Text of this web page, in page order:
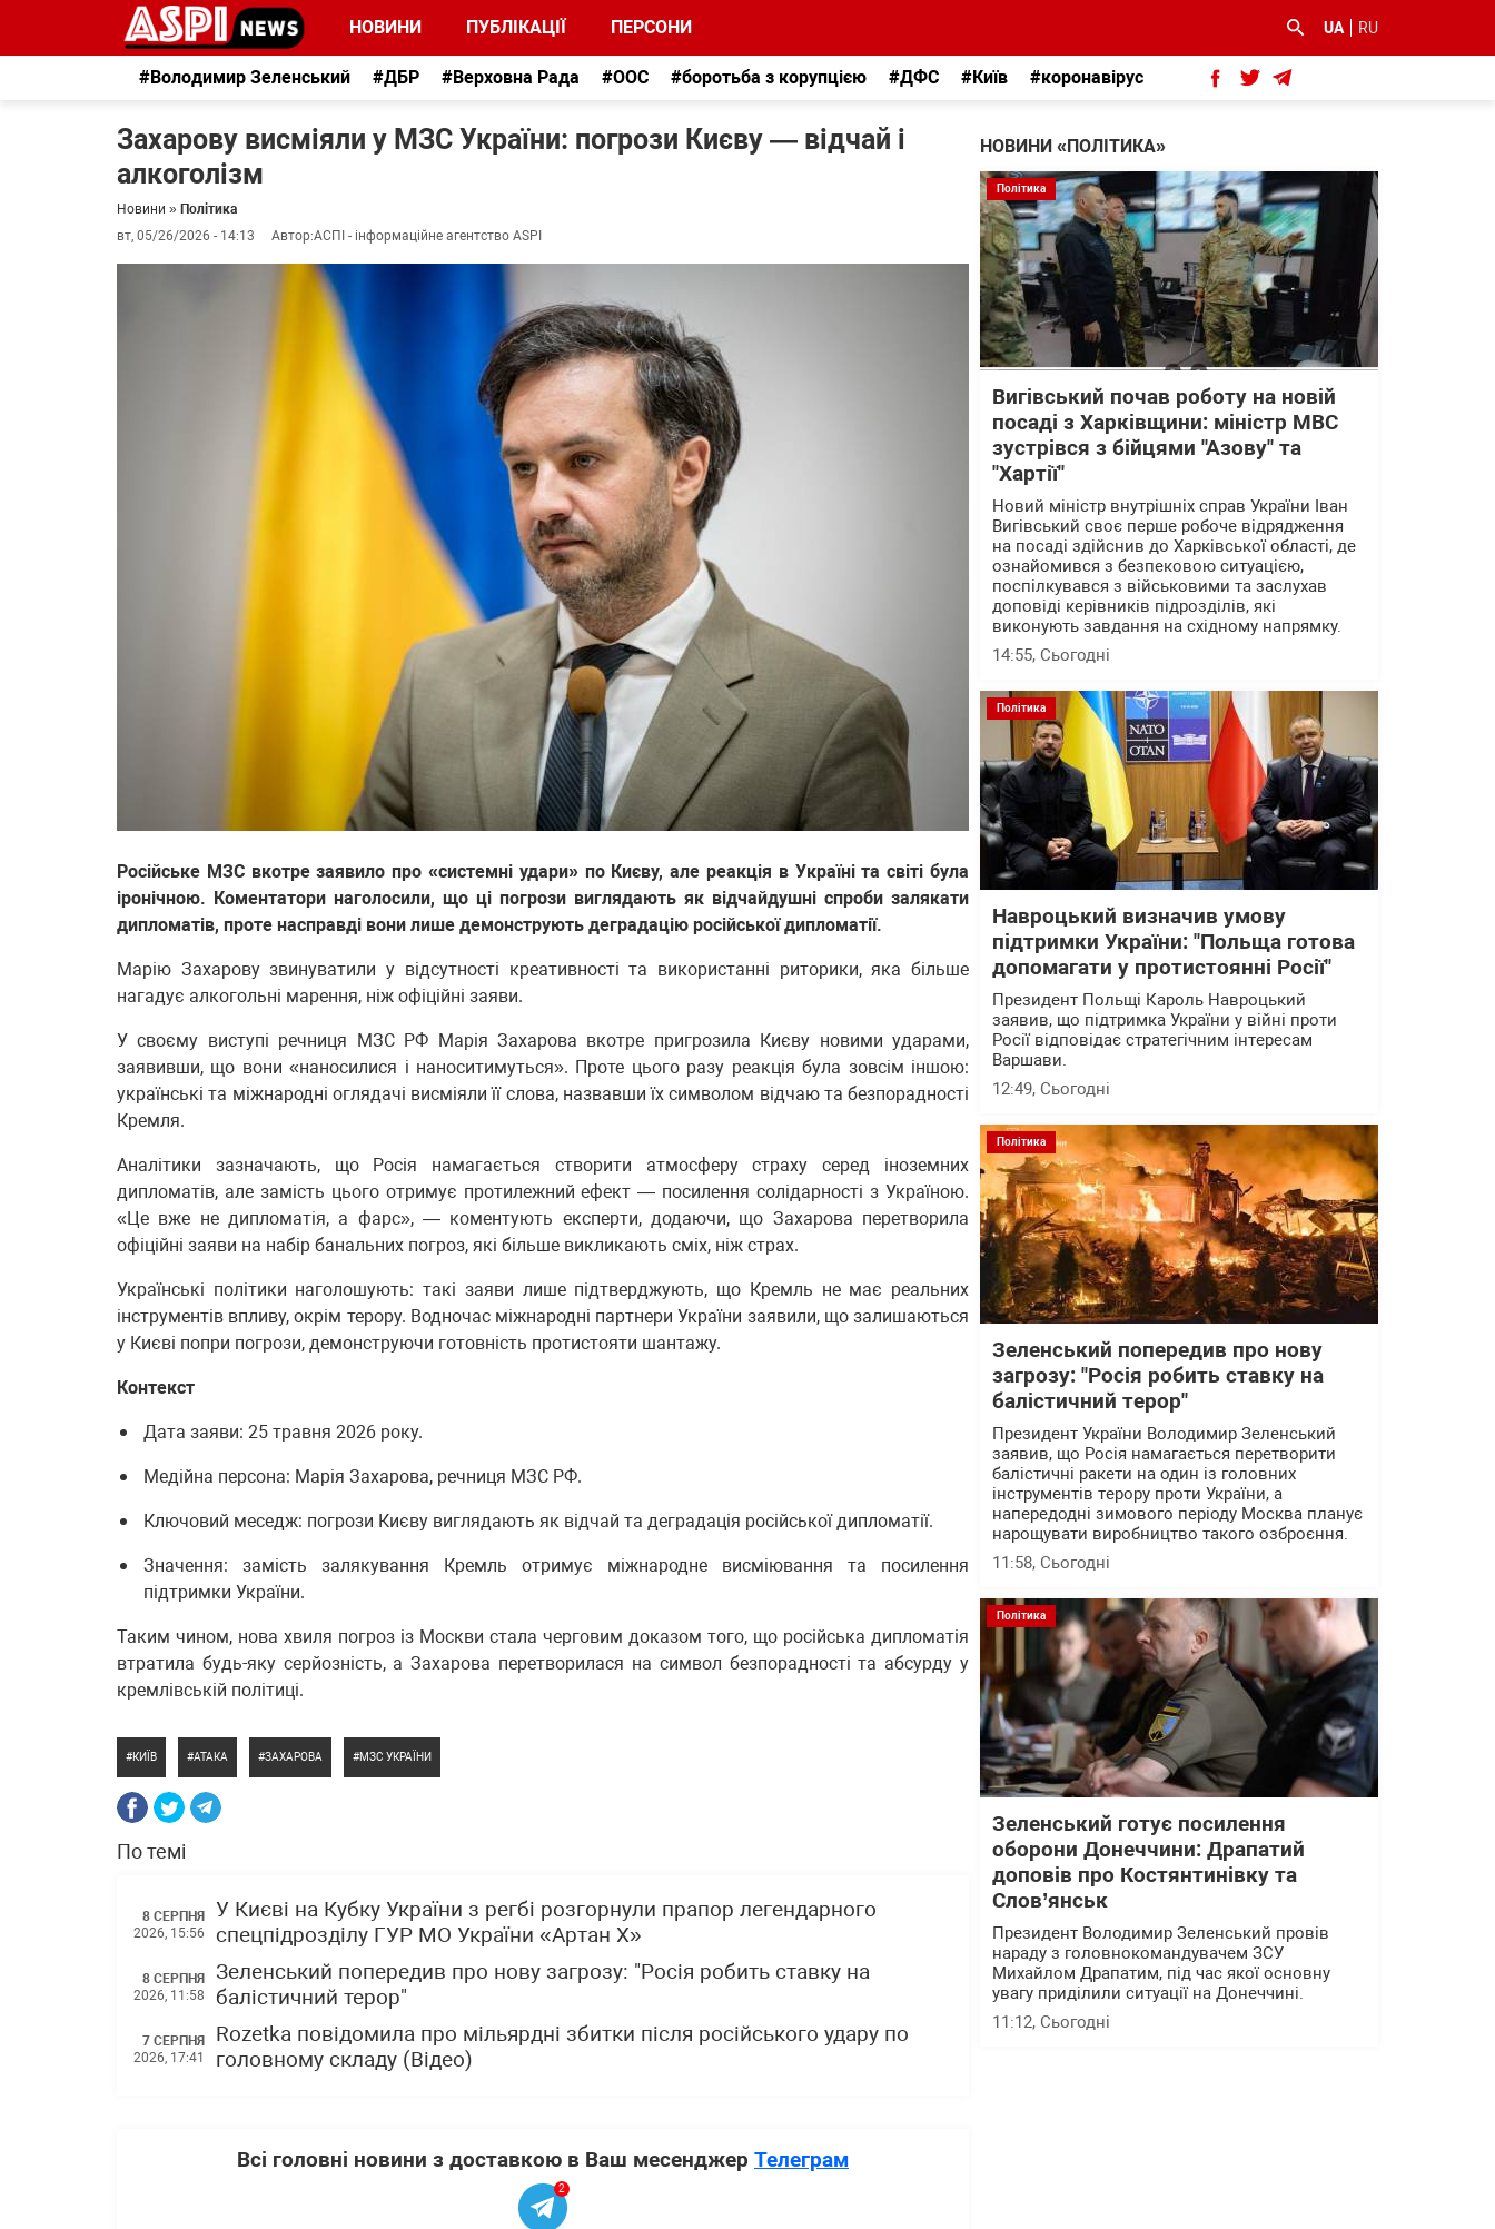
НОВИНИ ПУБЛІКАЦІЇ ПЕРСОНИ UA RU
#Володимир Зеленський #ДБР #Верховна Рада #ООС #боротьба з корупцією #ДФС #Київ #коронавірус
Захарову висміяли у МЗС України: погрози Києву — відчай і
алкоголізм
Новини » Політика
вт, 05/26/2026 - 14:13
Автор:АСПІ - інформаційне агентство ASPI
Російське МЗС вкотре заявило про «системні удари» по Києву, але реакція в Україні та світі була
іронічною. Коментатори наголосили, що ці погрози виглядають як відчайдушні спроби залякати
дипломатів, проте насправді вони лише демонструють деградацію російської дипломатії.
Марію Захарову звинуватили у відсутності креативності та використанні риторики, яка більше
нагадує алкогольні марення, ніж офіційні заяви.
У своєму виступі речниця МЗС РФ Марія Захарова вкотре пригрозила Києву новими ударами,
заявивши, що вони «наносилися і наноситимуться». Проте цього разу реакція була зовсім іншою:
українські та міжнародні оглядачі висміяли її слова, назвавши їх символом відчаю та безпорадності
Кремля.
Аналітики зазначають, що Росія намагається створити атмосферу страху серед іноземних
дипломатів, але замість цього отримує протилежний ефект — посилення солідарності з Україною.
«Це вже не дипломатія, а фарс», — коментують експерти, додаючи, що Захарова перетворила
офіційні заяви на набір банальних погроз, які більше викликають сміх, ніж страх.
Українські політики наголошують: такі заяви лише підтверджують, що Кремль не має реальних
інструментів впливу, окрім терору. Водночас міжнародні партнери України заявили, що залишаються
у Києві попри погрози, демонструючи готовність протистояти шантажу.
Контекст
Дата заяви: 25 травня 2026 року.
Медійна персона: Марія Захарова, речниця МЗС РФ.
Ключовий меседж: погрози Києву виглядають як відчай та деградація російської дипломатії.
Значення: замість залякування Кремль отримує міжнародне висміювання та посилення
підтримки України.
Таким чином, нова хвиля погроз із Москви стала черговим доказом того, що російська дипломатія
втратила будь-яку серйозність, а Захарова перетворилася на символ безпорадності та абсурду у
кремлівській політиці.
КИЇВ АТАКА ЗАХАРОВА МЗС УКРАЇНИ
По темі
8 СЕРПНЯ
2026, 15:56
У Києві на Кубку України з регбі розгорнули прапор легендарного
спецпідрозділу ГУР МО України «Артан Х»
8 СЕРПНЯ
2026, 11:58
Зеленський попередив про нову загрозу: "Росія робить ставку на
балістичний терор"
7 СЕРПНЯ
2026, 17:41
Rozetka повідомила про мільярдні збитки після російського удару по
головному складу (Відео)
Всі головні новини з доставкою в Ваш месенджер Телеграм
2
НОВИНИ «ПОЛІТИКА»
Політика
Вигівський почав роботу на новій
посаді з Харківщини: міністр МВС
зустрівся з бійцями "Азову" та
"Хартії"
Новий міністр внутрішніх справ України Іван
Вигівський своє перше робоче відрядження
на посаді здійснив до Харківської області, де
ознайомився з безпековою ситуацією,
поспілкувався з військовими та заслухав
доповіді керівників підрозділів, які
виконують завдання на східному напрямку.
14:55, Сьогодні
Політика
Навроцький визначив умову
підтримки України: "Польща готова
допомагати у протистоянні Росії"
Президент Польщі Кароль Навроцький
заявив, що підтримка України у війні проти
Росії відповідає стратегічним інтересам
Варшави.
12:49, Сьогодні
Політика
Зеленський попередив про нову
загрозу: "Росія робить ставку на
балістичний терор"
Президент України Володимир Зеленський
заявив, що Росія намагається перетворити
балістичні ракети на один із головних
інструментів терору проти України, а
напередодні зимового періоду Москва планує
нарощувати виробництво такого озброєння.
11:58, Сьогодні
Політика
Зеленський готує посилення
оборони Донеччини: Драпатий
доповів про Костянтинівку та
Слов’янськ
Президент Володимир Зеленський провів
нараду з головнокомандувачем ЗСУ
Михайлом Драпатим, під час якої основну
увагу приділили ситуації на Донеччині.
11:12, Сьогодні